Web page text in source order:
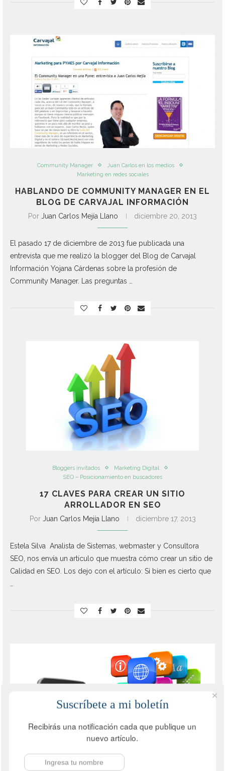
Community Manager
Juan Carlos en los medios
Marketing en redes sociales
HABLANDO DE COMMUNITY MANAGER EN EL
BLOG DE CARVAJAL INFORMACIÓN
Por Juan Carlos Mejía Llano diciembre 20, 2013
El pasado 17 de diciembre de 2013 fue publicada una
entrevista que me realizó la blogger del Blog de Carvajal
Información Yojana Cárdenas sobre la profesión de
Community Manager. Las preguntas …
Bloggers invitados
Marketing Digital
SEO – Posicionamiento en buscadores
17 CLAVES PARA CREAR UN SITIO
ARROLLADOR EN SEO
Por Juan Carlos Mejía Llano diciembre 17, 2013
Estela Silva Analista de Sistemas, webmaster y Consultora
SEO, nos envía un artículo que muestra cómo crear un sitio de
Calidad en SEO. Los dejo con el artículo: Si bien es cierto que
Suscríbete a mi boletín
Recibirás una notificación cada que publique un
nuevo artículo.